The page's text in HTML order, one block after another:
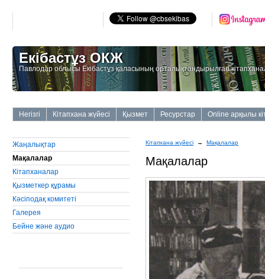
Екібастұз ОКЖ
Павлодар облысы Екібастұз қаласының орталықтандырылған
Негізгі Кітапхана жүйесі Қызмет Ресурстар Online арқылы
Жаңалықтар
Мақалалар
Кітапханалар
Қызметкер құрамы
Кәсіподақ комитеті
Галерея
Бейне және аудио
Кітапхана жүйесі → Мақалалар
Мақалалар